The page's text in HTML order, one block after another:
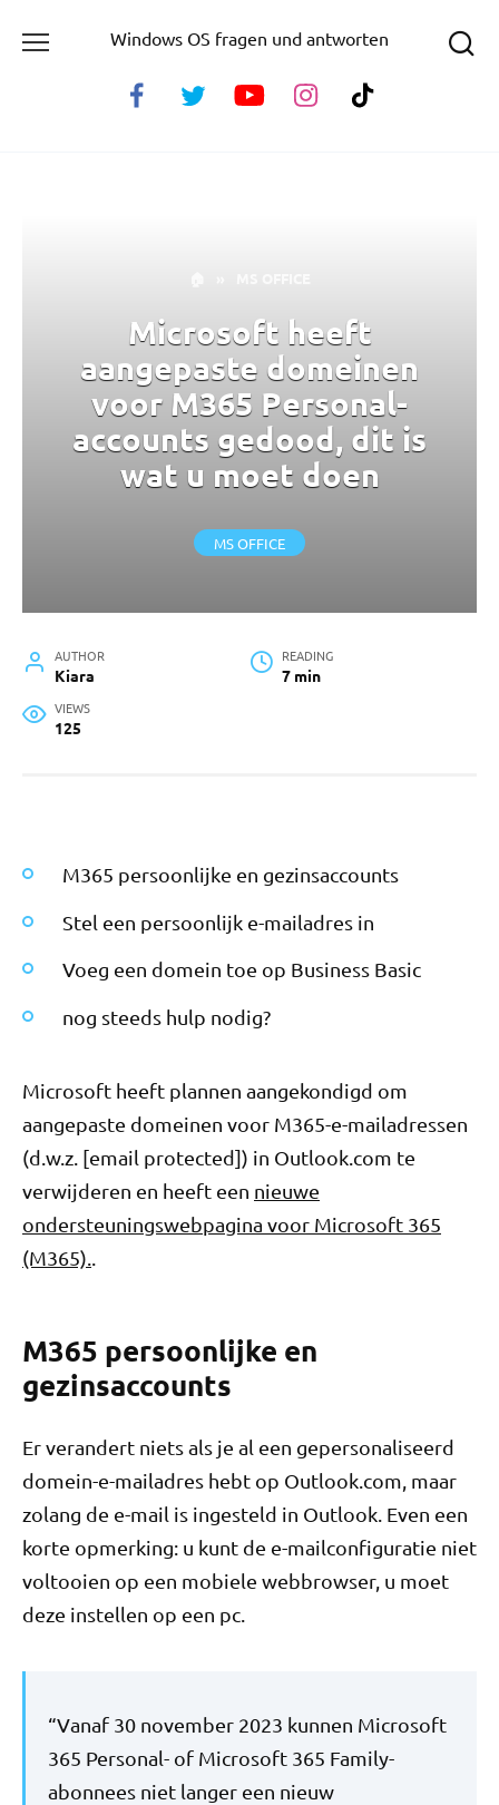
Windows OS fragen und antworten
Microsoft heeft
aangepaste domeinen
voor M365 Personal-
accounts gedood, dit is
wat u moet doen
MS OFFICE
AUTHOR
Kiara
READING
7 min
VIEWS
125
M365 persoonlijke en gezinsaccounts
Stel een persoonlijk e-mailadres in
Voeg een domein toe op Business Basic
nog steeds hulp nodig?
Microsoft heeft plannen aangekondigd om
aangepaste domeinen voor M365-e-mailadressen
(d.w.z. [email protected]) in Outlook.com te
verwijderen en heeft een nieuwe
ondersteuningswebpagina voor Microsoft 365
(M365).
M365 persoonlijke en
gezinsaccounts
Er verandert niets als je al een gepersonaliseerd
domein-e-mailadres hebt op Outlook.com, maar
zolang de e-mail is ingesteld in Outlook. Even een
korte opmerking: u kunt de e-mailconfiguratie niet
voltooien op een mobiele webbrowser, u moet
deze instellen op een pc.
“Vanaf 30 november 2023 kunnen Microsoft
365 Personal- of Microsoft 365 Family-
abonnees niet langer een nieuw